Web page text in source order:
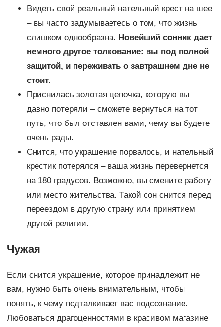
Видеть свой реальный нательный крест на шее
– вы часто задумываетесь о том, что жизнь
слишком однообразна. Новейший сонник дает
немного другое толкование: вы под полной
защитой, и переживать о завтрашнем дне не
стоит.
Приснилась золотая цепочка, которую вы
давно потеряли – сможете вернуться на тот
путь, что был отставлен вами, чему вы будете
очень рады.
Снится, что украшение порвалось, и нательный
крестик потерялся – ваша жизнь перевернется
на 180 градусов. Возможно, вы смените работу
или место жительства. Такой сон снится перед
переездом в другую страну или принятием
другой религии.
Чужая
Если снится украшение, которое принадлежит не
вам, нужно быть очень внимательным, чтобы
понять, к чему подталкивает вас подсознание.
Любоваться драгоценностями в красивом магазине